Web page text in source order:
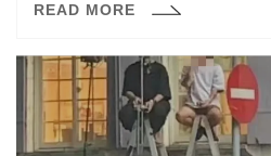
READ MORE